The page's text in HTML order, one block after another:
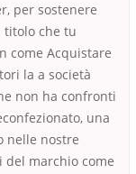
per sostenere
titolo che tu
come Acquistare
la a società
non ha confronti
una
nelle nostre
marchio come